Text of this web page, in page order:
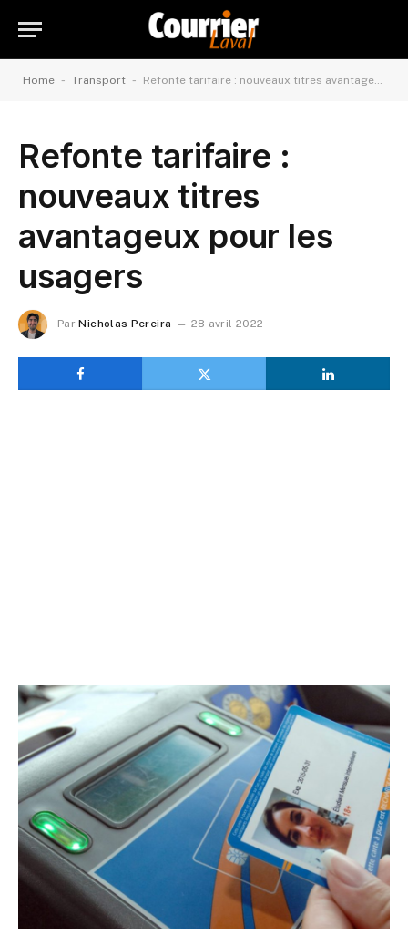
Home - Transport - Refonte tarifaire : nouveaux titres avantageux pour les usagers
Refonte tarifaire :
nouveaux titres
avantageux pour les
usagers
Par Nicholas Pereira 28 avril 2022